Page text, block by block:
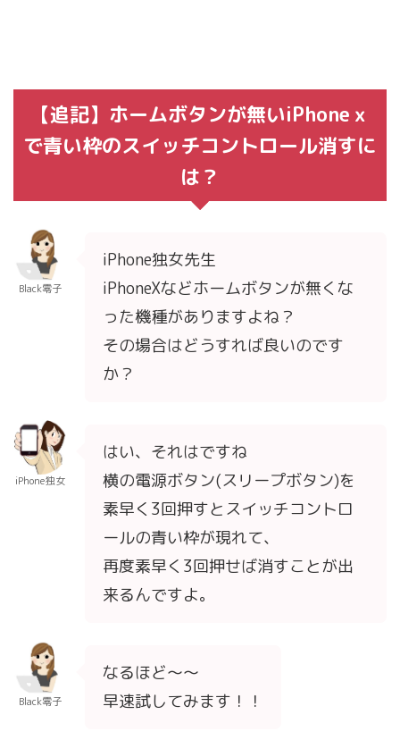
【追記】ホームボタンが無いiPhoneｘ
で青い枠のスイッチコントロール消すに
は？
Black零子
iPhone独女先生
iPhoneXなどホームボタンが無くな
った機種がありますよね？
その場合はどうすれば良いのです
か？
iPhone独女
はい、それはですね
横の電源ボタン(スリープボタン)を
素早く3回押すとスイッチコントロ
ールの青い枠が現れて、
再度素早く3回押せば消すことが出
来るんですよ。
Black零子
なるほど～～
早速試してみます！！